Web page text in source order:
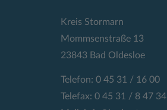
Kreis Stormarn
Mommsenstraße 13
23843 Bad Oldesloe
Telefon: 0 45 31 / 16 00
Telefax: 0 45 31 / 8 47 34